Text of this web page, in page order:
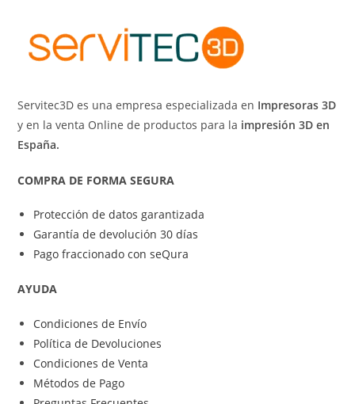
Servitec3D es una empresa especializada en Impresoras 3D
y en la venta Online de productos para la impresión 3D en
España.
COMPRA DE FORMA SEGURA
Protección de datos garantizada
Garantía de devolución 30 días
Pago fraccionado con seQura
AYUDA
Condiciones de Envío
Política de Devoluciones
Condiciones de Venta
Métodos de Pago